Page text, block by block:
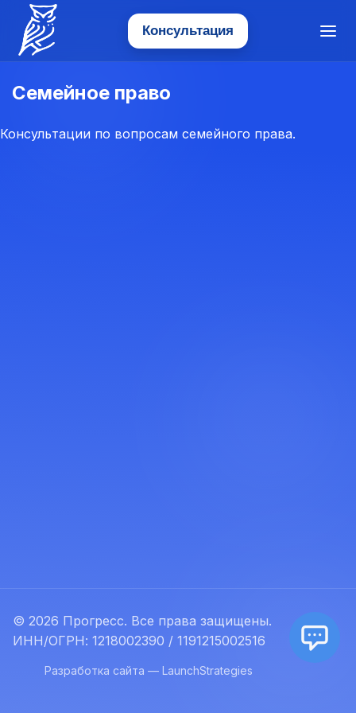
Прогресс — Юридическое агентство Меню
Консультация
Семейное право
Консультации по вопросам семейного права.
© 2026 Прогресс. Все права защищены.
ИНН/ОГРН: 1218002390 / 1191215002516
Разработка сайта — LaunchStrategies